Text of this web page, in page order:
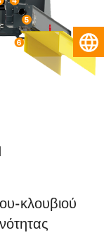
κλουβιού